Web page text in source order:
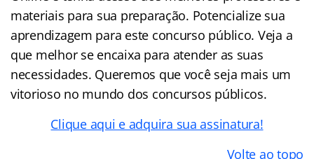
materiais para sua preparação. Potencialize sua
aprendizagem para este concurso público. Veja a
que melhor se encaixa para atender as suas
necessidades. Queremos que você seja mais um
vitorioso no mundo dos concursos públicos.
Clique aqui e adquira sua assinatura!
Volte ao topo